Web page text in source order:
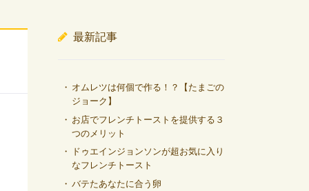
最新記事
オムレツは何個で作る！？【たまごの
ジョーク】
お店でフレンチトーストを提供する３
つのメリット
ドゥエインジョンソンが超お気に入り
なフレンチトースト
バテたあなたに合う卵